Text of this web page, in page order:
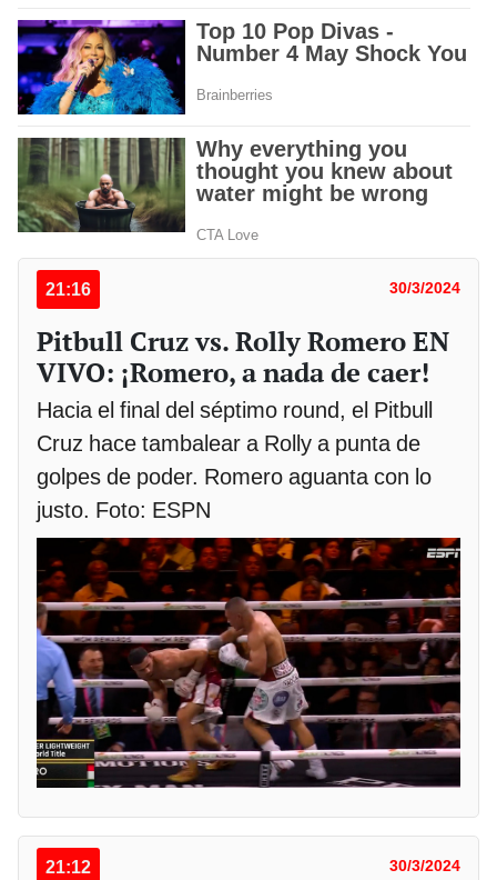
21:16 30/3/2024
Pitbull Cruz vs. Rolly Romero EN
VIVO: ¡Romero, a nada de caer!
Hacia el final del séptimo round, el Pitbull
Cruz hace tambalear a Rolly a punta de
golpes de poder. Romero aguanta con lo
justo. Foto: ESPN
21:12 30/3/2024